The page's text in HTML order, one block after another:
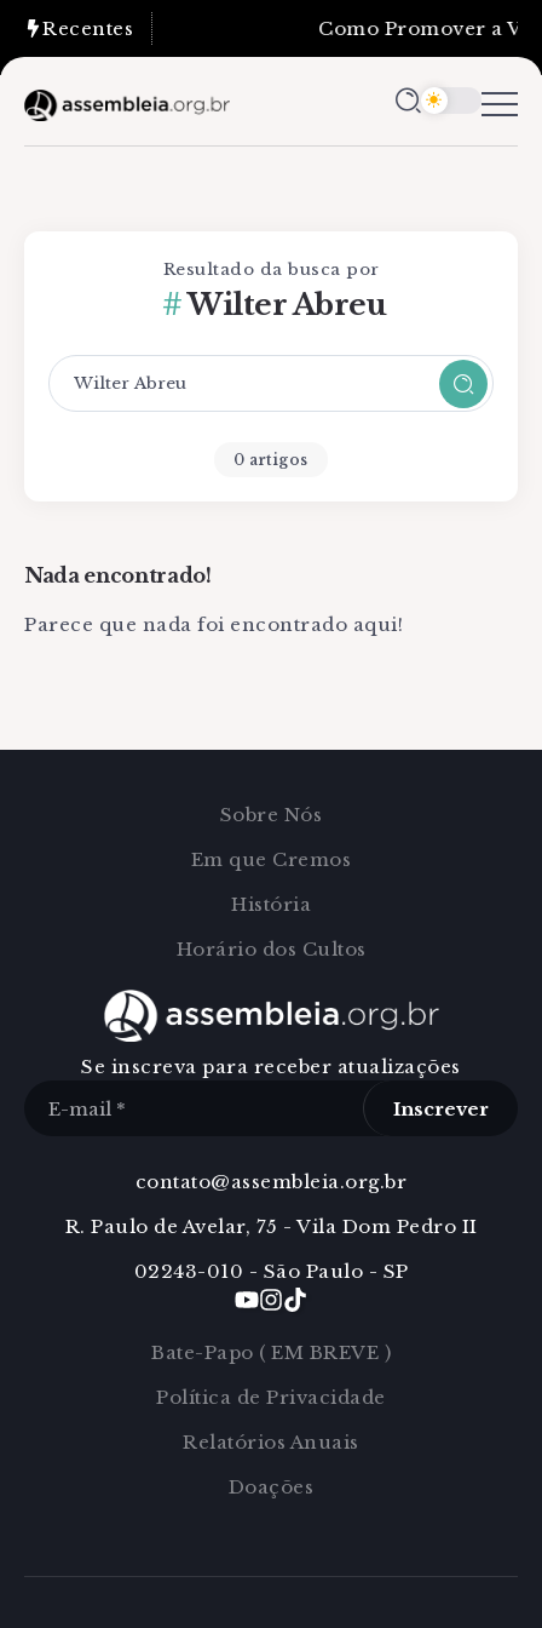
Recentes Como Promover a
Resultado da busca por
Wilter Abreu
0 artigos
Nada encontrado!
Parece que nada foi encontrado aqui!
Sobre Nós
Em que Cremos
História
Horário dos Cultos
Se inscreva para receber atualizações
Inscrever
contato@assembleia.org.br
R. Paulo de Avelar, 75 - Vila Dom Pedro II
02243-010 - São Paulo - SP
Bate-Papo ( EM BREVE )
Política de Privacidade
Relatórios Anuais
Doações